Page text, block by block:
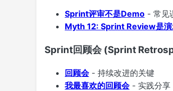
Sprint评审不是Demo - 常见
Myth 12: Sprint Review是
Sprint回顾会 (Sprint
回顾会- 持续改进的关键
我最喜欢的回顾会- 实践分享